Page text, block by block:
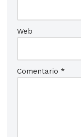
Web
Comentario *